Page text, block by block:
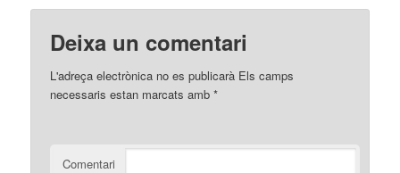
Deixa un comentari
L'adreça electrònica no es publicarà Els camps
necessaris estan marcats amb*
Comentari